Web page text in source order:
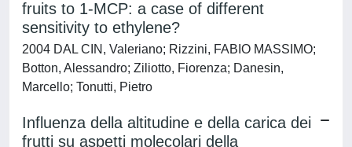
fruits to 1-MCP: a case of different
sensitivity to ethylene?
2004 DAL CIN, Valeriano; Rizzini, FABIO MASSIMO;
Botton, Alessandro; Ziliotto, Fiorenza; Danesin,
Marcello; Tonutti, Pietro
Influenza della altitudine e della carica dei
frutti su aspetti molecolari della